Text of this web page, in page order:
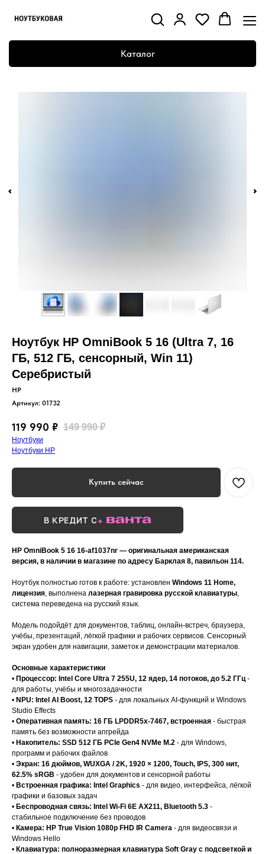
Каталог
Ноутбук HP OmniBook 5 16 (Ultra 7, 16
ГБ, 512 ГБ, сенсорный, Win 11)
Серебристый
HP
Артикул: 01732
119 990 ₽ 149 990 ₽
Ноутбуки
Ноутбуки HP
Купить сейчас
В КРЕДИТ С
HP OmniBook 5 16 16-af1037nr — оригинальная американская
версия, в наличии в магазине по адресу Барклая 8, павильон 114.
Ноутбук полностью готов к работе: установлен Windows 11 Home,
лицензия, выполнена лазерная гравировка русской клавиатуры,
система переведена на русский язык.
Модель подойдёт для документов, таблиц, онлайн-встреч, браузера,
учёбы, презентаций, лёгкой графики и рабочих сервисов. Сенсорный
экран удобен для навигации, заметок и демонстрации материалов.
Основные характеристики
• Процессор: Intel Core Ultra 7 255U, 12 ядер, 14 потоков, до 5.2 ГГц-
для работы, учёбы и многозадачности
• NPU: Intel AI Boost, 12 TOPS - для локальных AI-функций и Windows
Studio Effects
• Оперативная память: 16 ГБ LPDDR5x-7467, встроенная - быстрая
память без возможности апгрейда
• Накопитель: SSD 512 ГБ PCIe Gen4 NVMe M.2 - для Windows,
программ и рабочих файлов
• Экран: 16 дюймов, WUXGA / 2K, 1920 × 1200, Touch, IPS, 300 нит,
62.5% sRGB - удобен для документов и сенсорной работы
• Встроенная графика: Intel Graphics - для видео, интерфейса, лёгкой
графики и базовых задач
• Беспроводная связь: Intel Wi-Fi 6E AX211, Bluetooth 5.3 -
стабильное подключение без проводов
• Камера: HP True Vision 1080p FHD IR Camera - для видеосвязи и
Windows Hello
• Клавиатура: полноразмерная клавиатура Soft Gray с подсветкой и